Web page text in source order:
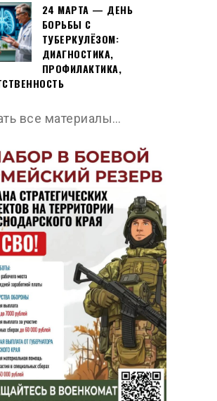
24 МАРТА — ДЕНЬ
БОРЬБЫ С
ТУБЕРКУЛЁЗОМ:
ДИАГНОСТИКА,
ПРОФИЛАКТИКА,
все материалы…